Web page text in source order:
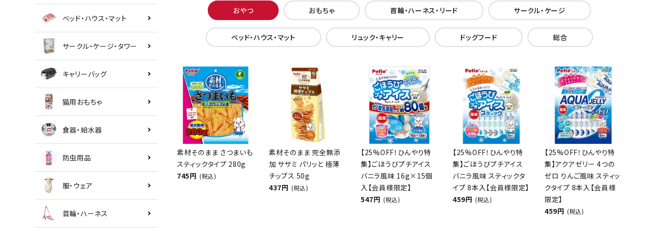
ベッド・ハウス・マット
サークル・ケージ・タワー
キャリーバッグ
猫用おもちゃ
食器・給水器
防虫用品
服・ウェア
首輪・ハーネス
おやつ おもちゃ 首輪・ハーネス・リード サークル・ケージ
ベッド・ハウス・マット リュック・キャリー ドッグフード 総合
素材そのまま さつまいも
スティックタイプ 280g
745円 (税込)
素材そのまま 完全無添
加 ササミ パリッと 極薄
チップス 50g
437円 (税込)
【25%OFF！ひんやり特
集】ごほうびプチアイス
バニラ風味 16g×15個
入【会員様限定】
547円 (税込)
【25%OFF！ひんやり特
集】ごほうびプチアイス
バニラ風味 スティックタ
イプ 8本入【会員様限定】
459円 (税込)
【25%OFF！ひんやり特
集】アクアゼリー 4つの
ゼロ りんご風味 スティッ
クタイプ 8本入【会員様
限定】
459円 (税込)